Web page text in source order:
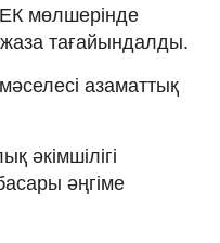
мөлшерінде
жаза тағайындалды.
азаматтық
әкімшілігі
әңгіме